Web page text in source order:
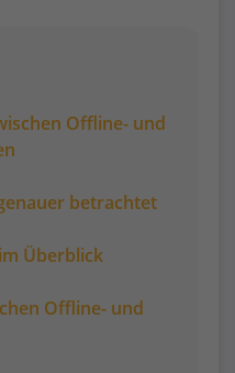
Offline- und
betrachtet
Überblick
Offline- und